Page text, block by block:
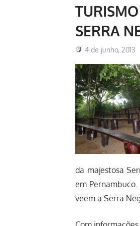
SERRA
4 de junho, 2013
da majestosa
em
veem a Serra